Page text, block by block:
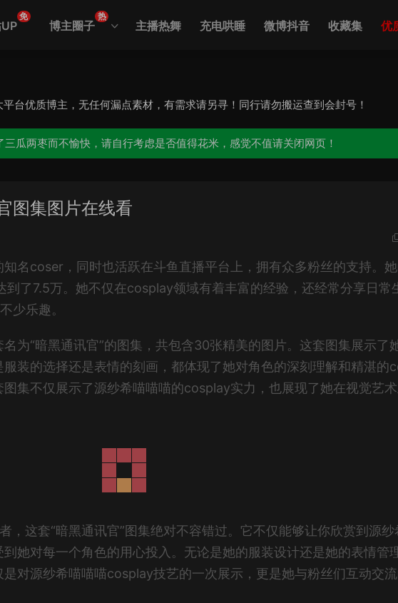
免
博主圈子
热
主播热舞 充电哄睡 微博抖音 收藏集 优
台优质博主，无任何漏点素材，有需求请另寻！同行请勿搬运查到会封号！
三瓜两枣而不愉快，请自行考虑是否值得花米，感觉不值请关闭网页！
图集图片在线看
知名coser，同时也活跃在斗鱼直播平台上，拥有众多粉丝的支持。
到了7.5万。她不仅在cosplay领域有着丰富的经验，还经常分享日常
少乐趣。
为“暗黑通讯官”的图集，共包含30张精美的图片。这套图集展示了
装的选择还是表情的刻画，都体现了她对角色的深刻理解和精湛的
集不仅展示了源纱希喵喵喵的cosplay实力，也展现了她在视觉艺
，这套“暗黑通讯官”图集绝对不容错过。它不仅能够让你欣赏到源纱
她对每一个角色的用心投入。无论是她的服装设计还是她的表情管
对源纱希喵喵喵cosplay技艺的一次展示，更是她与粉丝们互动交